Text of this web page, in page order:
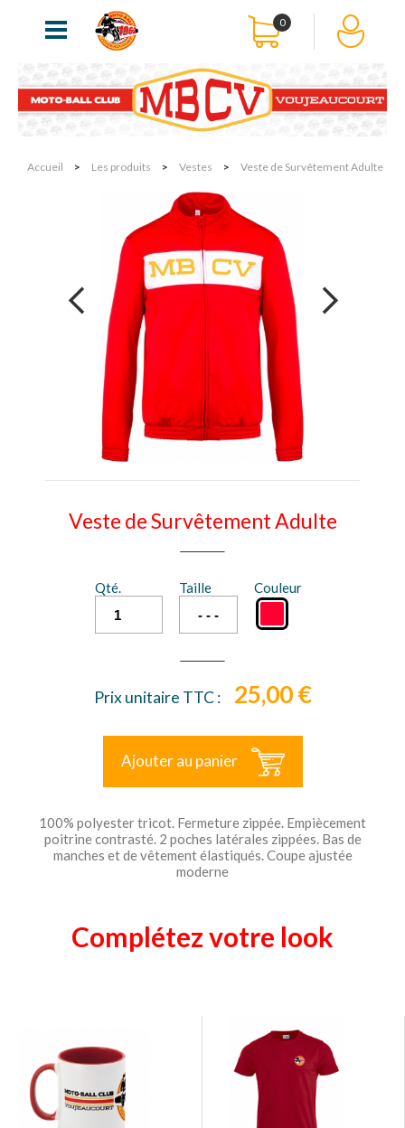
0
Accueil > Les produits > Vestes > Veste de Survêtement Adulte
next
Veste de Survêtement Adulte
Qté. Taille Couleur
Prix unitaire TTC : 25,00 €
Ajouter au panier
100% polyester tricot. Fermeture zippée. Empiècement
poitrine contrasté. 2 poches latérales zippées. Bas de
manches et de vêtement élastiqués. Coupe ajustée
moderne
Complétez votre look